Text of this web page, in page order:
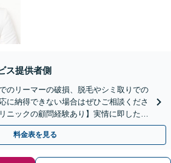
ス提供者側
のリーマーの破損、脱毛やシミ取りでの
に納得できない場合はぜひご相談くださ
ニックの顧問経験あり】実情に即したア
ラブルの解決を目指します。
料金表を見る